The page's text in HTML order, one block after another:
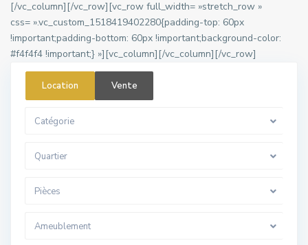
[/vc_column][/vc_row][vc_row full_width= »stretch_row »
css= ».vc_custom_1518419402280{padding-top: 60px
!important;padding-bottom: 60px !important;background-color:
#f4f4f4 !important;} »][vc_column]
Location Vente
Catégorie
Quartier
Pièces
Ameublement
[/vc_column][/vc_row]